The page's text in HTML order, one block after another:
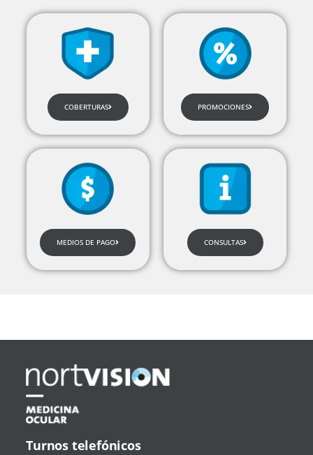
COBERTURAS PROMOCIONES
MEDIOS DE PAGO CONSULTAS
Turnos telefónicos